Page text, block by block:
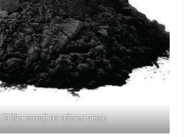
मिश्रित लकड़ी का कोयला पाउडर